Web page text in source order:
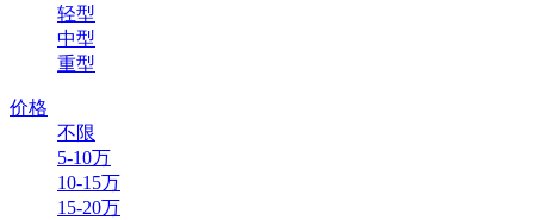
轻型
中型
重型
价格
不限
5-10万
10-15万
15-20万